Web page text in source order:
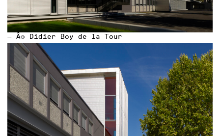
— Â© Didier Boy de la Tour